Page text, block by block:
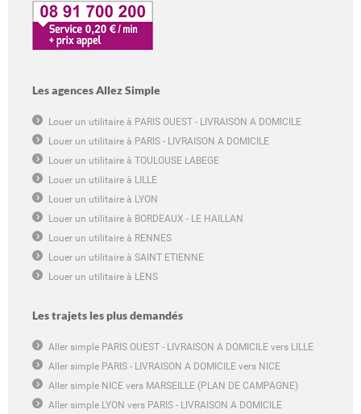
Les agences Allez Simple
Louer un utilitaire à PARIS OUEST - LIVRAISON A DOMICILE
Louer un utilitaire à PARIS - LIVRAISON A DOMICILE
Louer un utilitaire à TOULOUSE LABEGE
Louer un utilitaire à LILLE
Louer un utilitaire à LYON
Louer un utilitaire à BORDEAUX - LE HAILLAN
Louer un utilitaire à RENNES
Louer un utilitaire à SAINT ETIENNE
Louer un utilitaire à LENS
Les trajets les plus demandés
Aller simple PARIS OUEST - LIVRAISON A DOMICILE vers LILLE
Aller simple PARIS - LIVRAISON A DOMICILE vers NICE
Aller simple NICE vers MARSEILLE (PLAN DE CAMPAGNE)
Aller simple LYON vers PARIS - LIVRAISON A DOMICILE